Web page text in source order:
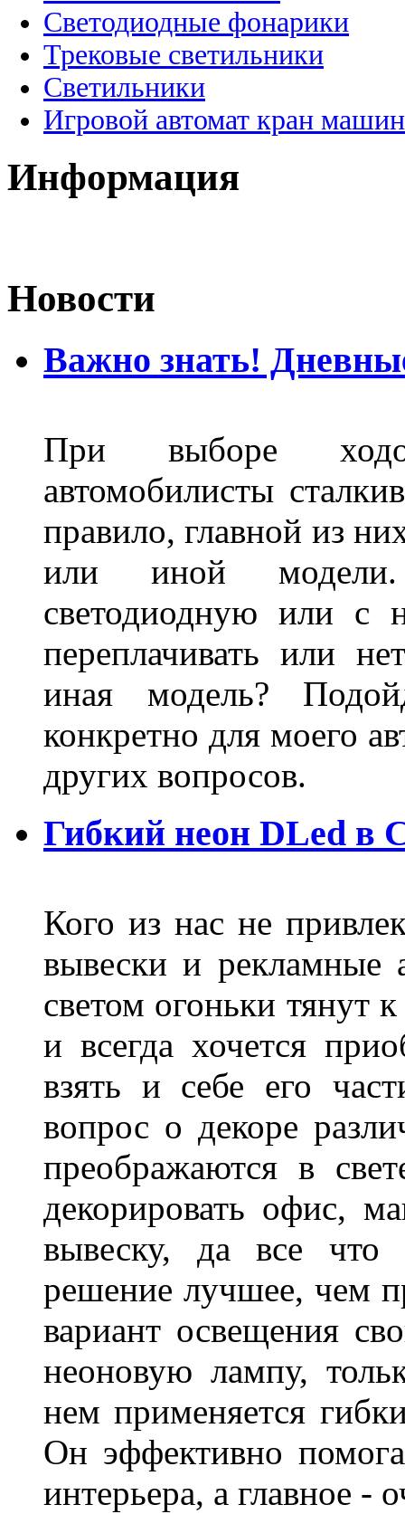
Светодиодные фонарики
Трековые светильники
Светильники
Игровой автомат кран
Информация
Новости
Важно знать!
При выборе
автомобилисты
правило, главной из
или иной
светодиодную или с
переплачивать или
иная модель?
конкретно для моего
других вопросов.
Гибкий неон DLed в
Кого из нас не
вывески и рекламные
светом огоньки тянут
и всегда хочется
взять и себе его
вопрос о декоре
преображаются в
декорировать офис,
вывеску, да все
решение лучшее, чем
вариант освещения
неоновую лампу,
нем применяется
Он эффективно
интерьера, а главное